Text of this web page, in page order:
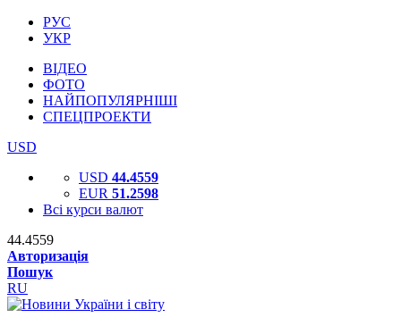
РУС
УКР
ВІДЕО
ФОТО
НАЙПОПУЛЯРНІШІ
СПЕЦПРОЕКТИ
USD
USD 44.4559
EUR 51.2598
Всі курси валют
44.4559
Авторизація
Пошук
RU